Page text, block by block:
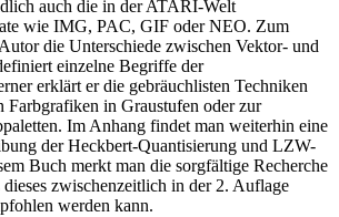
auch die in der ATARI-Welt
wie IMG, PAC, GIF oder NEO. Zum
die Unterschiede zwischen Vektor- und
einzelne Begriffe der
erklärt er die gebräuchlisten Techniken
in Graustufen oder zur
Im Anhang findet man weiterhin eine
der Heckbert-Quantisierung und LZW-
Buch merkt man die sorgfältige Recherche
dieses zwischenzeitlich in der 2. Auflage
werden kann.